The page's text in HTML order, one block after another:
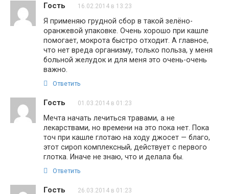
Гость 16.02.2014 в 13:23
Я применяю грудной сбор в такой зелёно-
оранжевой упаковке. Очень хорошо при кашле
помогает, мокрота быстро отходит. А главное,
что нет вреда организму, только польза, у меня
больной желудок и для меня это очень-очень
важно.
Ответить
Гость 01.03.2014 в 01:23
Мечта начать лечиться травами, а не
лекарствами, но времени на это пока нет. Пока
точ при кашле глотаю на ходу джосет — благо,
этот сироп комплексный, действует с первого
глотка. Иначе не знаю, что и делала бы.
Ответить
Гость 26.03.2014 в 01:23